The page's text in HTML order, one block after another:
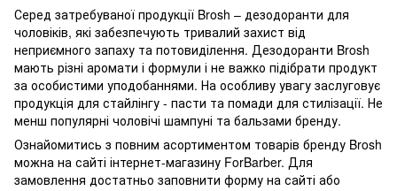
Серед затребуваної продукції Brosh – дезодоранти для
чоловіків, які забезпечують тривалий захист від
неприємного запаху та потовиділення. Дезодоранти Brosh
мають різні аромати і формули і не важко підібрати продукт
за особистими уподобаннями. На особливу увагу заслуговує
продукція для стайлінгу - пасти та помади для стилізації. Не
менш популярні чоловічі шампуні та бальзами бренду.
Ознайомитись з повним асортиментом товарів бренду Brosh
можна на сайті інтернет-магазину ForBarber. Для
замовлення достатньо заповнити форму на сайті або